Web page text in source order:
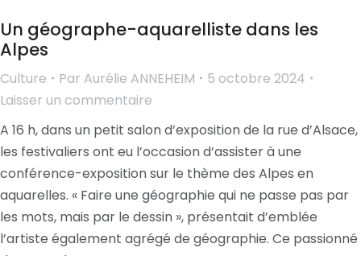
Un géographe-aquarelliste dans les
Alpes
Culture Par Aurélie ANNEHEIM
5 octobre 2024
Laisser un commentaire
A 16 h, dans un petit salon d’exposition de la rue d’Alsace,
les festivaliers ont eu l’occasion d’assister à une
conférence-exposition sur le thème des Alpes en
aquarelles. « Faire une géographie qui ne passe pas par
les mots, mais par le dessin », présentait d’emblée
l’artiste également agrégé de géographie. Ce passionné